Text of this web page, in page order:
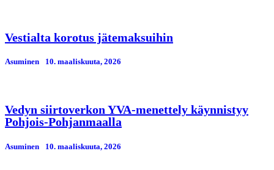
Vestialta korotus jätemaksuihin
Asuminen 10. maaliskuuta, 2026
Vedyn siirtoverkon YVA-menettely käynnistyy
Pohjois-Pohjanmaalla
Asuminen 10. maaliskuuta, 2026